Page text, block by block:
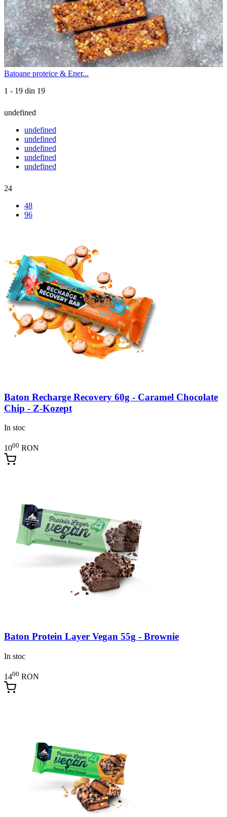
Batoane proteice & Ener...
1 - 19 din 19
undefined
undefined
undefined
undefined
undefined
undefined
24
48
96
Baton Recharge Recovery 60g - Caramel Chocolate
Chip - Z-Kozept
In stoc
1000 RON
Baton Protein Layer Vegan 55g - Brownie
In stoc
1400 RON